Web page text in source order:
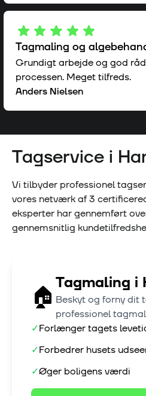
Tagmaling og
Grundigt arbejde og god
processen. Meget tilfreds.
Anders Nielsen
Tagservice i
Vi tilbyder professionel
vores netværk af3
eksperter har gennemført
gennemsnitlig
🏠 Tagmaling i
Beskyt og forny dit
professionel
✓Forlænger tagets
✓Forbedrer husets
✓Øger boligens værdi